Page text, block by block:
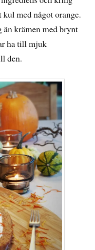
med något orange.
krämen med brynt
ha till mjuk
den.